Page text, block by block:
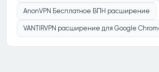
AnonVPN Бесплатное ВПН расширение
VANTIRVPN расширение для Google